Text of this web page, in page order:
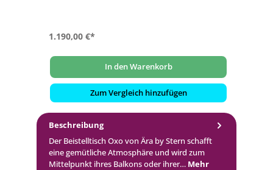
1.190,00 €*
In den Warenkorb
Zum Vergleich hinzufügen
Beschreibung
Der Beistelltisch Oxo von Ära by Stern schafft
eine gemütliche Atmosphäre und wird zum
Mittelpunkt ihres Balkons oder ihrer… Mehr